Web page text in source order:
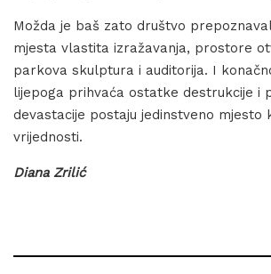
Možda je baš zato društvo
mjesta vlastita izražavanja, prostore
parkova skulptura i auditorija. I
lijepoga prihvaća ostatke destrukcije i
devastacije postaju jedinstveno mjesto
vrijednosti.
Diana Zrilić